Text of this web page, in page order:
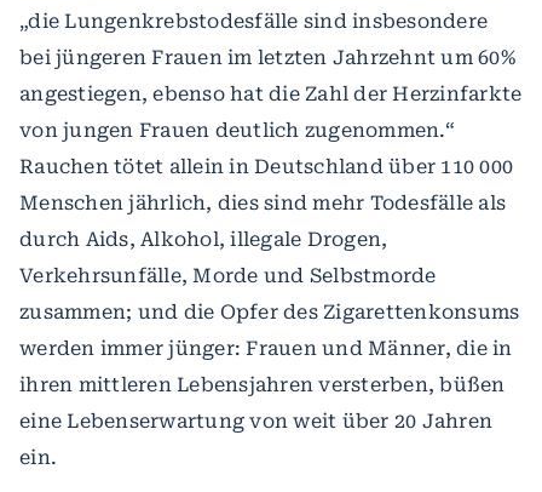
„die Lungenkrebstodesfälle sind insbesondere
bei jüngeren Frauen im letzten Jahrzehnt um 60%
angestiegen, ebenso hat die Zahl der Herzinfarkte
von jungen Frauen deutlich zugenommen.“
Rauchen tötet allein in Deutschland über 110 000
Menschen jährlich, dies sind mehr Todesfälle als
durch Aids, Alkohol, illegale Drogen,
Verkehrsunfälle, Morde und Selbstmorde
zusammen; und die Opfer des Zigarettenkonsums
werden immer jünger: Frauen und Männer, die in
ihren mittleren Lebensjahren versterben, büßen
eine Lebenserwartung von weit über 20 Jahren
ein.